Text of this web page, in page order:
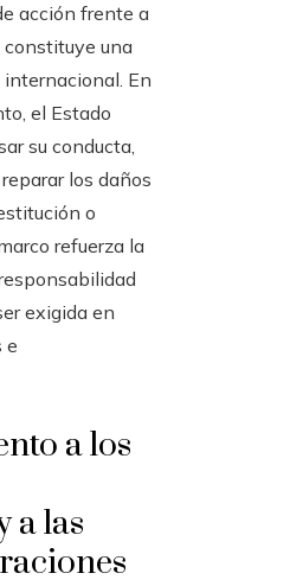
acción frente a
constituye una
En
el Estado
su conducta,
los daños
o
refuerza la
exigida en
e
a los
a las